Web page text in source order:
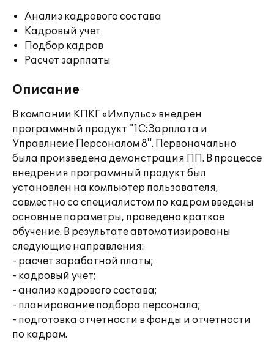
Анализ кадрового состава
Кадровый учет
Подбор кадров
Расчет зарплаты
Описание
В компании КПКГ «Импульс» внедрен
программный продукт "1С:Зарплата и
Управлнеие Персоналом 8". Первоначально
была произведена демонстрация ПП. В процессе
внедрения программный продукт был
установлен на компьютер пользователя,
совместно со специалистом по кадрам введены
основные параметры, проведено краткое
обучение. В результате автоматизированы
следующие направления:
- расчет заработной платы;
- кадровый учет;
- анализ кадрового состава;
- планирование подбора персонала;
- подготовка отчетности в фонды и отчетности
по кадрам.